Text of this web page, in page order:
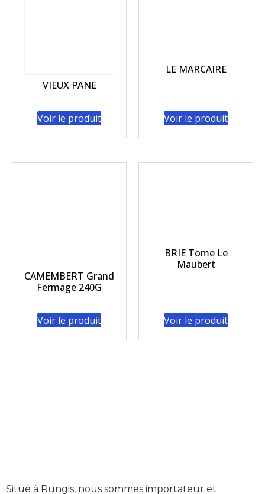
VIEUX PANE
Voir le produit
LE MARCAIRE
Voir le produit
CAMEMBERT Grand
Fermage 240G
Voir le produit
BRIE Tome Le
Maubert
Voir le produit
Situé à Rungis, nous sommes importateur et